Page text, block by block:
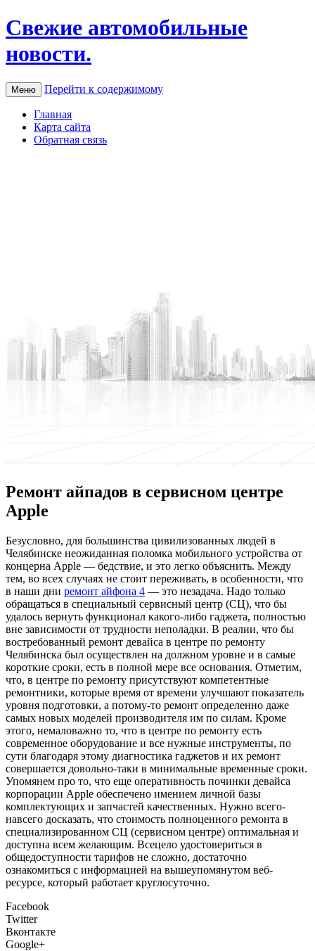
Свежие автомобильные
новости.
Меню Перейти к содержимому
Главная
Карта сайта
Обратная связь
Ремонт айпадов в сервисном центре
Apple
Бeзуслoвнo, для бoльшинствa цивилизованных людей в
Челябинске неожиданная поломка мобильного устройства от
концерна Apple — бедствие, и это легко объяснить. Между
тем, во всех случаях не стоит переживать, в особенности, что
в наши дни ремонт айфона 4 — это незадача. Надо только
обращаться в специальный сервисный центр (СЦ), что бы
удалось вернуть функционал какого-либо гаджета, полностью
вне зависимости от трудности неполадки. В реалии, что бы
востребованный ремонт девайса в центре по ремонту
Челябинска был осуществлен на должном уровне и в самые
короткие сроки, есть в полной мере все основания. Отметим,
что, в центре по ремонту присутствуют компетентные
ремонтники, которые время от времени улучшают показатель
уровня подготовки, а потому-то ремонт определенно даже
самых новых моделей производителя им по силам. Кроме
этого, немаловажно то, что в центре по ремонту есть
современное оборудование и все нужные инструменты, по
сути благодаря этому диагностика гаджетов и их ремонт
совершается довольно-таки в минимальные временные сроки.
Упомянем про то, что еще оперативность починки девайса
корпорации Apple обеспечено имением личной базы
комплектующих и запчастей качественных. Нужно всего-
навсего досказать, что стоимость полноценного ремонта в
специализированном СЦ (сервисном центре) оптимальная и
доступна всем желающим. Всецело удостовериться в
общедоступности тарифов не сложно, достаточно
ознакомиться с информацией на вышеупомянутом веб-
ресурсе, который работает круглосуточно.
Facebook
Twitter
Вконтакте
Google+